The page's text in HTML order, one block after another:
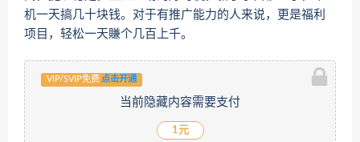
机一天搞几十块钱。对于有推广能力的人来说，更是福利
项目，轻松一天賺个几百上千。
VIP/SVIP免费 点击开通
当前隐藏内容需要支付
1元